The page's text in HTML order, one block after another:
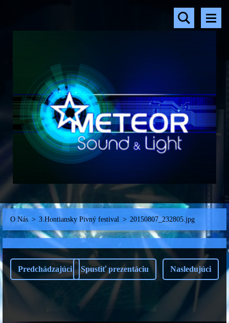
O Nás > 3.Hontiansky Pivný festival > 20150807_232805.jpg
Predchádzajúci Spustiť prezentáciu Nasledujúci